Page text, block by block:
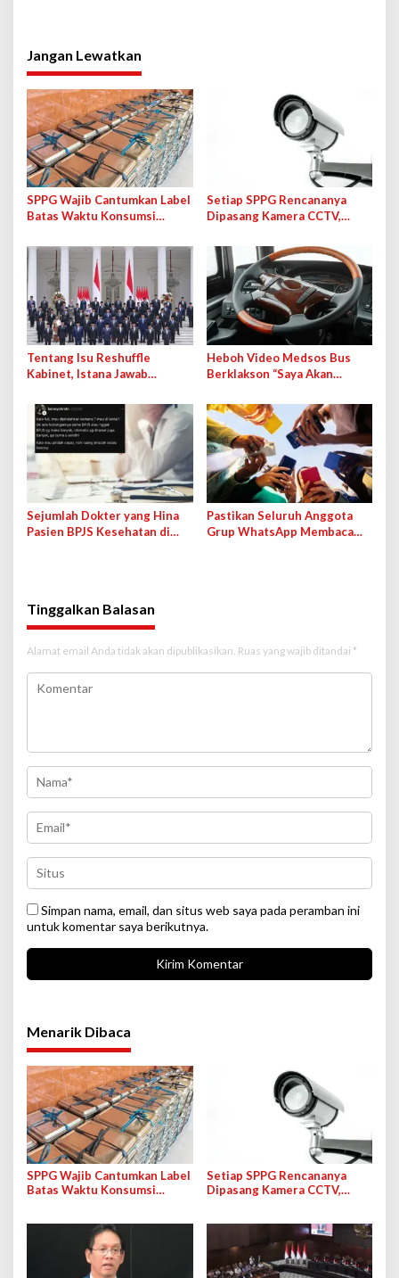
Jangan Lewatkan
SPPG Wajib Cantumkan Label
Batas Waktu Konsumsi
MBG
Setiap SPPG Rencananya
Dipasang Kamera CCTV,
ke BGN
Tentang Isu Reshuffle
Kabinet, Istana Jawab
Jabatan Kosong
Heboh Video Medsos Bus
Berklakson “Saya Akan
Klarifikasi
Sejumlah Dokter yang Hina
Pasien BPJS Kesehatan di
Pastikan Seluruh Anggota
Grup WhatsApp Membaca
Tinggalkan Balasan
Alamat email Anda tidak akan dipublikasikan. Ruas yang wajib ditandai *
Simpan nama, email, dan situs web saya pada peramban ini
untuk komentar saya berikutnya.
Menarik Dibaca
SPPG Wajib Cantumkan Label
Batas Waktu Konsumsi
Setiap SPPG Rencananya
Dipasang Kamera CCTV,